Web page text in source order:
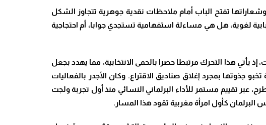
وشعاراتها تفتح الباب أمام ملاحظات نقدية جوهرية تتجاوز الشكل
لغوية، هل هي مساءلة استفهامية تستجدي جوابا، أم احتجاجية
يأتي هذا التحرك مرتبطا حصرا بالحمى الانتخابية، مما يهدد بجعل
جذوتها بمجرد إغلاق صناديق الاقتراع. وكان الأجدر بالفعاليات
عبر تقييم مستمر للأداء البرلماني النسائي منذ أول تجربة ولجت
كأول امرأة مغربية تقود هذا المسار .